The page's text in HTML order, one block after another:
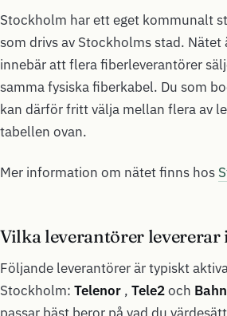
Stockholm har ett eget kommunalt
som drivs av Stockholms stad.
innebär att flera fiberleverantörer
samma fysiska fiberkabel. Du som
kan därför fritt välja mellan flera av
tabellen ovan.
Mer information om nätet finns hos
Vilka leverantörer levererar
Följande leverantörer är typiskt
Stockholm: Telenor , Tele2och